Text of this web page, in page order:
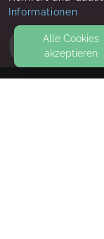
Informationen
Alle Cookies
akzeptieren